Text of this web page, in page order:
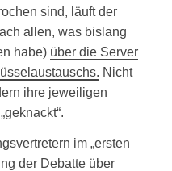
sind, läuft der
allen, was bislang
habe) über die Server
Nicht
ihre jeweiligen
im „ersten
der Debatte über